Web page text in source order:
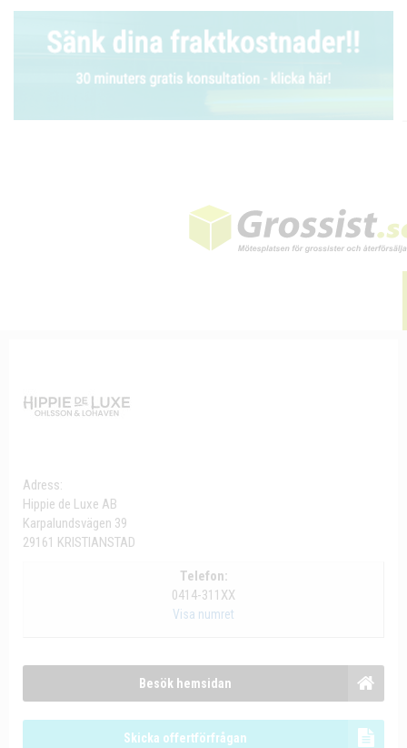
Adress:
Hippie de Luxe AB
Karpalundsvägen 39
29161 KRISTIANSTAD
Telefon:
0414-311XX
Visa numret
Besök hemsidan
Skicka offertförfrågan